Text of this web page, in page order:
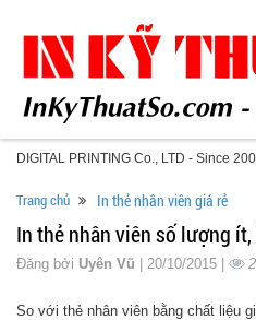
DIGITAL PRINTING Co., LTD - Since
Trang chủ In thẻ nhân viên giá rẻ
In thẻ nhân viên số lượng
Đăng bởi Uyên Vũ | 20/10/2015 |
So với thẻ nhân viên bằng chất liệu